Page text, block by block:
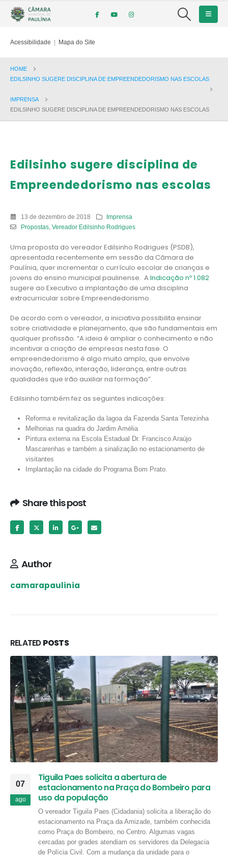
Acessibilidade | Mapa do Site
HOME
EDILSINHO SUGERE DISCIPLINA DE EMPREENDEDORISMO NAS ESCOLAS
IMPRENSA
EDILSINHO SUGERE DISCIPLINA DE EMPREENDEDORISMO NAS ESCOLAS
Edilsinho sugere disciplina de
Empreendedorismo nas escolas
13 de dezembro de 2018
Imprensa
Propostas, Vereador Edilsinho Rodrigues
Uma proposta do vereador Edilsinho Rodrigues (PSDB),
apresentada recentemente em sessão da Câmara de
Paulínia, quer incrementar o currículo escolar de crianças e
jovens do ensino municipal paulinense. A Indicação nº 1.082
sugere ao Executivo a implantação de uma disciplina
extracurricular sobre Empreendedorismo.
De acordo com o vereador, a iniciativa possibilita ensinar
sobre criatividade e planejamento, que são fundamentais em
qualquer profissão. “A ideia é ampliar o conhecimento e não
incentivar a criação de empresas nesta fase. O
empreendedorismo é algo muito amplo, que envolve
inovação, reflexão, interação, liderança, entre outras
qualidades que irão auxiliar na formação”.
Edilsinho também fez as seguintes indicações:
Reforma e revitalização da lagoa da Fazenda Santa Terezinha
Melhorias na quadra do Jardim Amélia
Pintura externa na Escola Estadual Dr. Francisco Araújo
Mascarenhas e também a sinalização no estacionamento de
visitantes
Implantação na cidade do Programa Bom Prato.
Share this post
Author
camarapaulinia
RELATEDPOSTS
07
ago
Tiguila Paes solicita a abertura de
estacionamento na Praça do Bombeiro para
uso da população
O vereador Tiguila Paes (Cidadania) solicita a liberação do
estacionamento na Praça da Amizade, também conhecida
como Praça do Bombeiro, no Centro. Algumas vagas
cercadas por grades atendiam os servidores da Delegacia
de Polícia Civil. Com a mudança da unidade para o